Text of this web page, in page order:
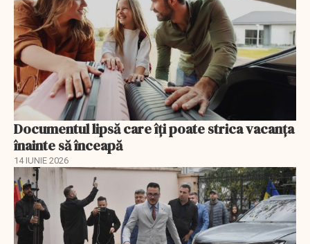
Documentul lipsă care îți poate strica vacanța
înainte să înceapă
14 IUNIE 2026